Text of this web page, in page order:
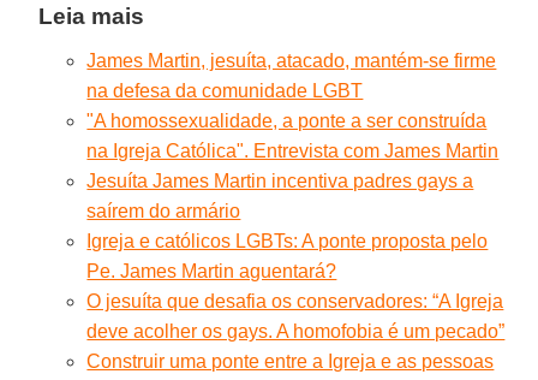
Leia mais
James Martin, jesuíta, atacado, mantém-se firme
na defesa da comunidade LGBT
"A homossexualidade, a ponte a ser construída
na Igreja Católica". Entrevista com James Martin
Jesuíta James Martin incentiva padres gays a
saírem do armário
Igreja e católicos LGBTs: A ponte proposta pelo
Pe. James Martin aguentará?
O jesuíta que desafia os conservadores: “A Igreja
deve acolher os gays. A homofobia é um pecado”
Construir uma ponte entre a Igreja e as pessoas